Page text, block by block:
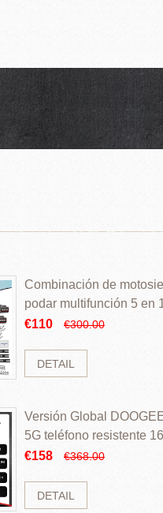
Combinación de
podar multifunción 5 en
€110
€300.00
DETAIL
Versión Global
5G teléfono resistente
ROM Mediatek
€158 €368.00
DETAIL